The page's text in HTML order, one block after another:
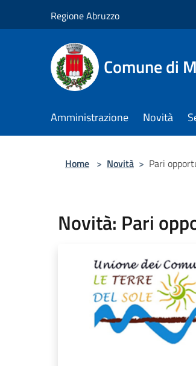
Regione Abruzzo
Comune di
Amministrazione Novità
Home > Novità > Pari
Novità: Pari